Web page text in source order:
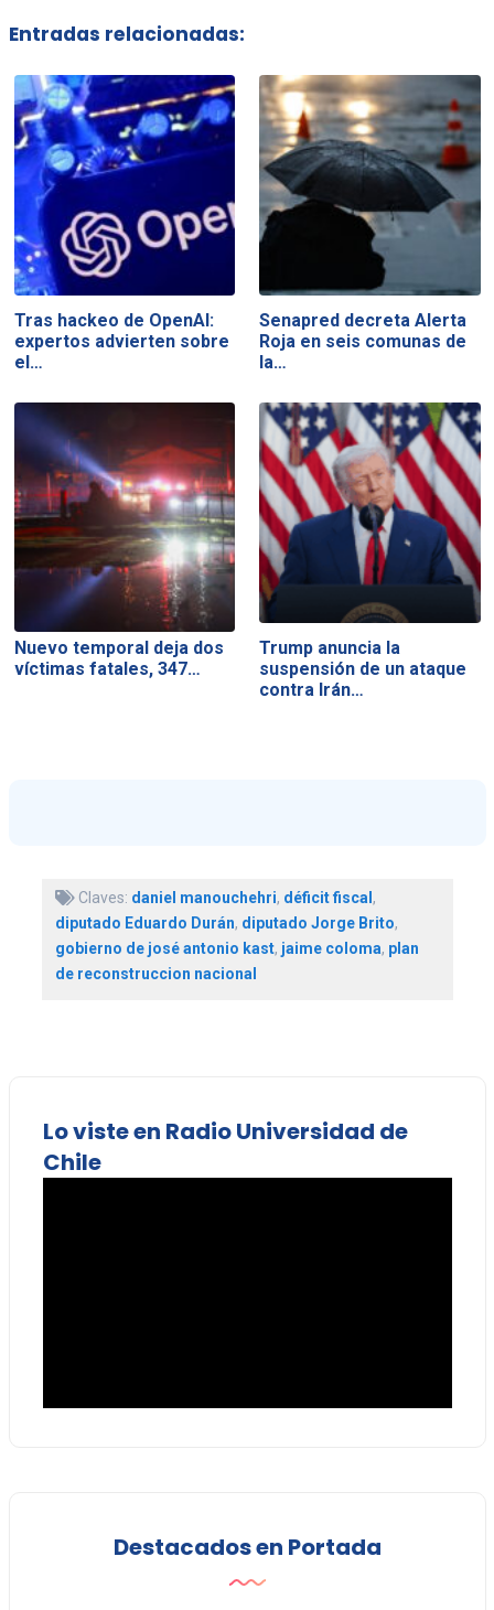
Entradas relacionadas:
Tras hackeo de OpenAI:
expertos advierten sobre
el…
Senapred decreta Alerta
Roja en seis comunas de
la…
Nuevo temporal deja dos
víctimas fatales, 347…
Trump anuncia la
suspensión de un ataque
contra Irán…
Claves: daniel manouchehri, déficit fiscal ,
diputado Eduardo Durán, diputado Jorge Brito,
gobierno de josé antonio kast, jaime coloma, plan
de reconstruccion nacional
Lo viste en Radio Universidad de
Chile
Destacados en Portada